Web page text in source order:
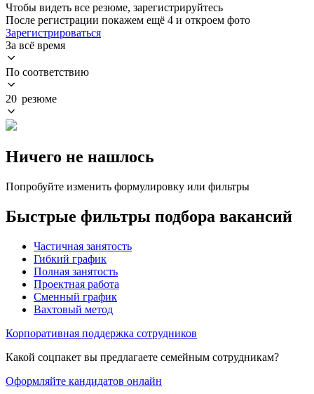
Чтобы видеть все резюме, зарегистрируйтесь
После регистрации покажем ещё 4 и откроем фото
Зарегистрироваться
За всё время
По соответствию
20 резюме
Ничего не нашлось
Попробуйте изменить формулировку или фильтры
Быстрые фильтры подбора вакансий
Частичная занятость
Гибкий график
Полная занятость
Проектная работа
Сменный график
Вахтовый метод
Корпоративная поддержка сотрудников
Какой соцпакет вы предлагаете семейным сотрудникам?
Оформляйте кандидатов онлайн